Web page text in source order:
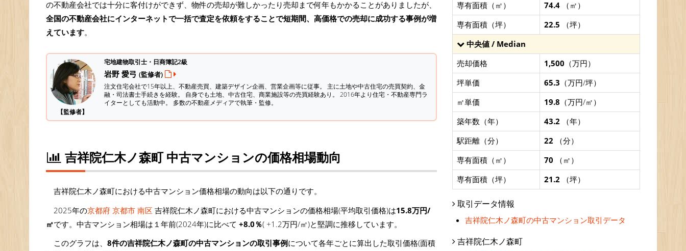
の不動産会社では十分に客付けができず、物件の売却が難しかったり売却まで何年もかかることがありましたが、
全国の不動産会社にインターネットで一括で査定を依頼をすることで短期間、高価格での売却に成功する事例が増
えています。
【監修者】
宅地建物取引士・日商簿記2級
岩野 愛弓 (監修者)
注文住宅会社で15年以上、不動産売買、建築デザイン企画、営業企画等に従事。 主に土地や中古住宅の売買契約、金
融・司法書士手続きを経験。 自身でも土地、中古住宅、商業施設等の売買経験あり。 2016年より住宅・不動産専門ラ
イターとしても活動中。 多数の不動産メディアで執筆・監修。
吉祥院仁木ノ森町 中古マンションの価格相場動向
吉祥院仁木ノ森町における中古マンション価格相場の動向は以下の通りです。
2025年の京都府 京都市 南区 吉祥院仁木ノ森町における中古マンションの価格相場(平均取引価格)は15.8万円/
㎡です。中古マンション相場は１年前(2024年)に比べて +8.0％( +1.2万円/㎡)と堅調に推移しています。
このグラフは、 8件の吉祥院仁木ノ森町の中古マンションの取引事例について各年ごとに算出した取引価格(面積
専有面積（㎡）
74.4 （㎡）
専有面積（坪）
22.5 （坪）
中央値 / Median
売却価格
1,500 （万円）
坪単価
65.3 （万円/坪）
㎡単価
19.8 （万円/㎡）
築年数（年）
43.2 （年）
駅距離（分）
22 （分）
専有面積（㎡）
70 （㎡）
専有面積（坪）
21.2 （坪）
取引データ情報
吉祥院仁木ノ森町の中古マンション取引データ
吉祥院仁木ノ森町